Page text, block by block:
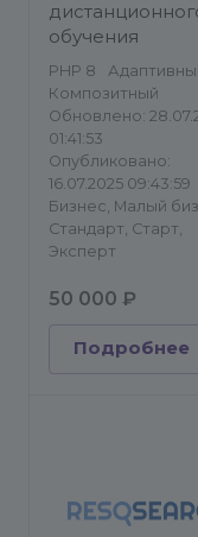
обучения
PHP 8
Композитный
Обновлено:
01:41:53
Опубликовано:
16.07.2025 09:43:59
Бизнес, Малый
Стандарт, Старт,
Эксперт
50 000 ₽
Подробнее